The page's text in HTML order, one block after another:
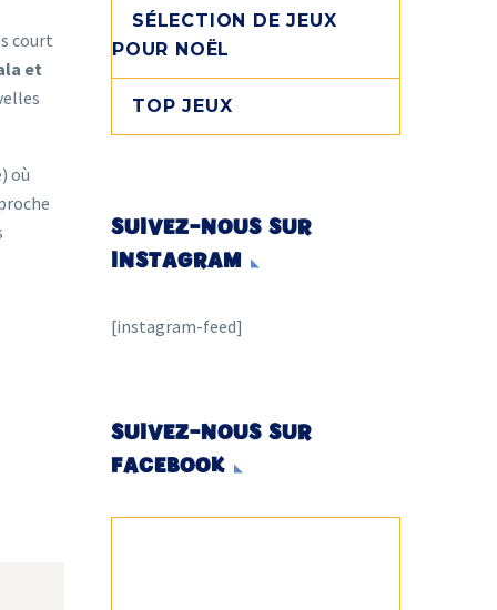
court
et
où
SÉLECTION DE JEUX
POUR NOËL
TOP JEUX
SUIVEZ-NOUS SUR
INSTAGRAM
[instagram-feed]
SUIVEZ-NOUS SUR
FACEBOOK